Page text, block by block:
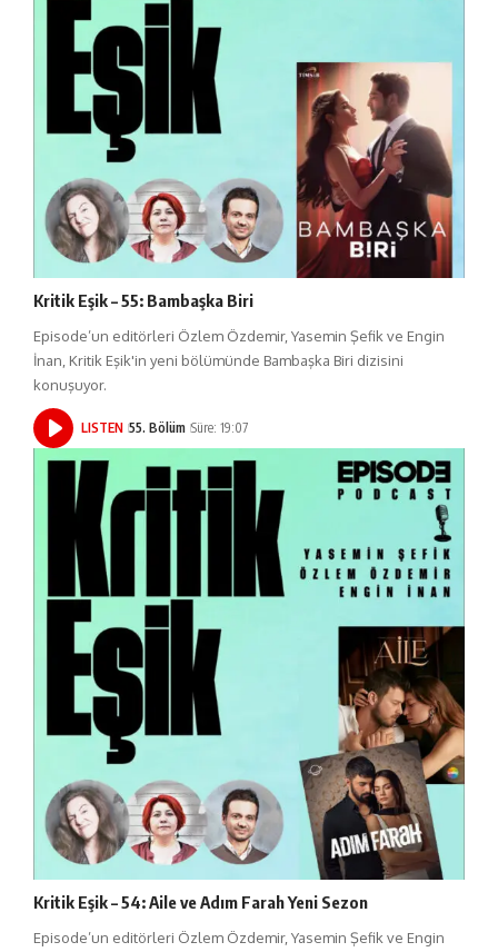
Kritik Eşik – 55: Bambaşka Biri
Episode’un editörleri Özlem Özdemir, Yasemin Şefik ve Engin
İnan, Kritik Eşik'in yeni bölümünde Bambaşka Biri dizisini
konuşuyor.
LISTEN 55. Bölüm Süre: 19:07
Kritik Eşik – 54: Aile ve Adım Farah Yeni Sezon
Episode’un editörleri Özlem Özdemir, Yasemin Şefik ve Engin